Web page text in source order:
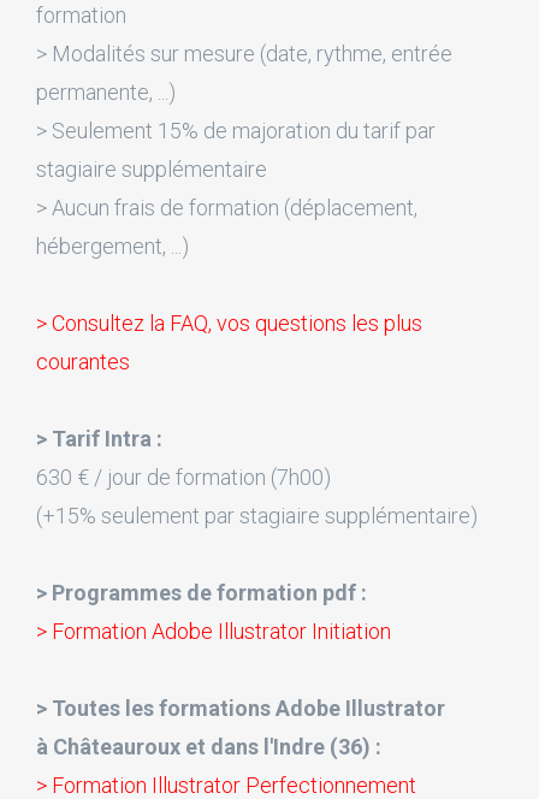
formation
> Modalités sur mesure (date, rythme, entrée
permanente, ...)
> Seulement 15% de majoration du tarif par
stagiaire supplémentaire
> Aucun frais de formation (déplacement,
hébergement, ...)
> Consultez la FAQ, vos questions les plus
courantes
> Tarif Intra :
630 € / jour de formation (7h00)
(+15% seulement par stagiaire supplémentaire)
> Programmes de formation pdf :
> Formation Adobe Illustrator Initiation
> Toutes les formations Adobe Illustrator
à Châteauroux et dans l'Indre (36) :
> Formation Illustrator Perfectionnement